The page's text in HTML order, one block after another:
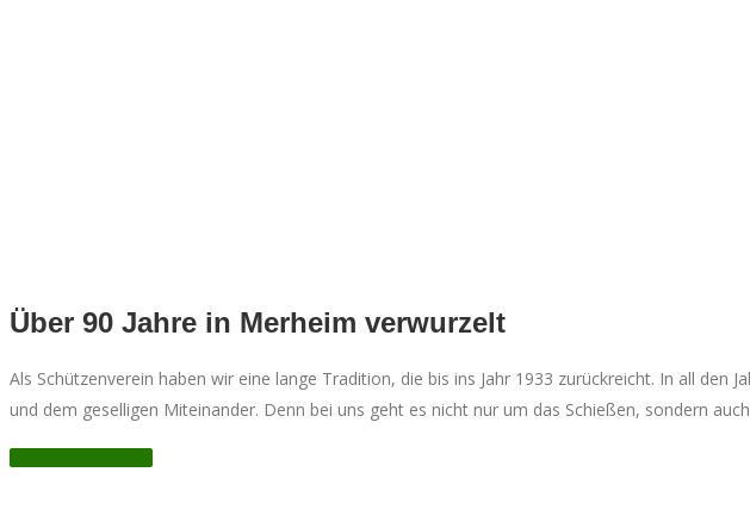
Über 90 Jahre in Merheim verwurzelt
Als Schützenverein haben wir eine lange Tradition, die bis ins Jahr 1933 zurückreicht. In all
und dem geselligen Miteinander. Denn bei uns geht es nicht nur um das Schießen, sondern